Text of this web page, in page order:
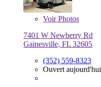
VoirPhotos
7401 W Newberry Rd
Gainesville, FL 32605
(352) 559-8323
Ouvert